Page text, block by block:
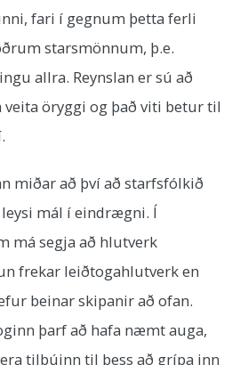
fari í gegnum þetta ferli
starsmönnum, þ.e.
allra. Reynslan er sú að
öryggi og það viti betur til
miðar að því að starfsfólkið
mál í eindrægni. Í
má segja að hlutverk
frekar leiðtogahlutverk en
beinar skipanir að ofan.
þarf að hafa næmt auga,
tilbúinn til þess að grípa inn